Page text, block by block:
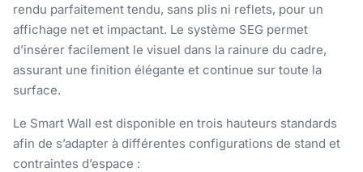
rendu parfaitement tendu, sans plis ni reflets, pour un
affichage net et impactant. Le système SEG permet
d’insérer facilement le visuel dans la rainure du cadre,
assurant une finition élégante et continue sur toute la
surface.
Le Smart Wall est disponible en trois hauteurs standards
afin de s’adapter à différentes configurations de stand et
contraintes d’espace :